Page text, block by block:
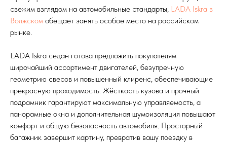
свежим взглядом на автомобильные стандарты, LADA Iskra в
Волжском обещает занять особое место на российском
рынке.
LADA Iskra седан готова предложить покупателям
широчайший ассортимент двигателей, безупречную
геометрию свесов и повышенный клиренс, обеспечивающие
прекрасную проходимость. Жёсткость кузова и прочный
подрамник гарантируют максимальную управляемость, а
панорамные окна и дополнительная шумоизоляция повышают
комфорт и общую безопасность автомобиля. Просторный
багажник завершит картину, превратив вашу поездку в